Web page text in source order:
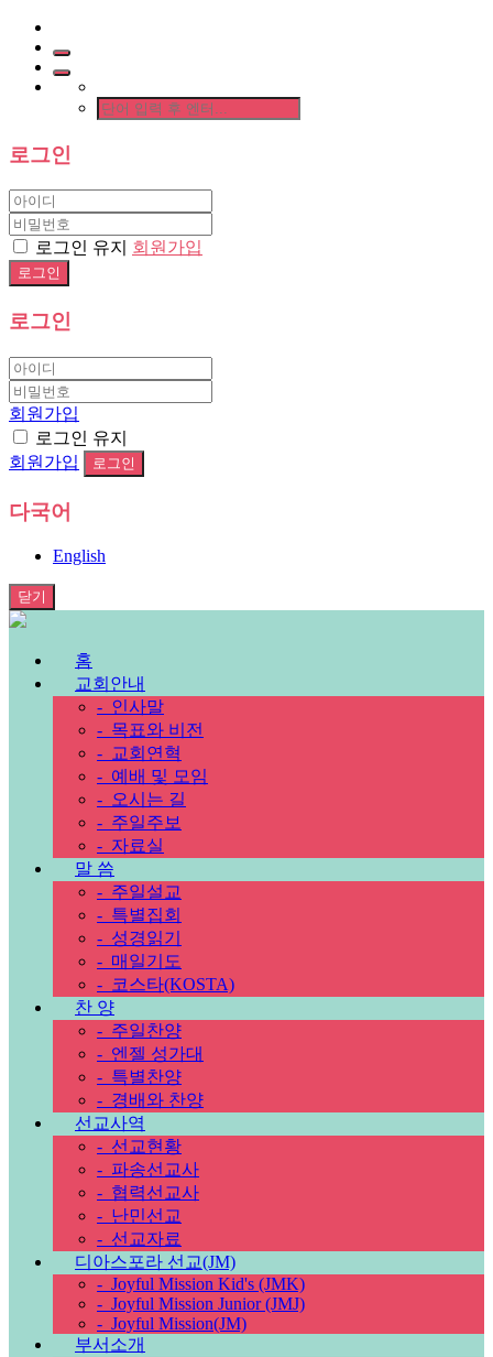
로그인
로그인 유지 회원가입
로그인
회원가입
로그인 유지
회원가입
다국어
English
닫기
홈
교회안내
- 인사말
- 목표와 비전
- 교회연혁
- 예배 및 모임
- 오시는 길
- 주일주보
- 자료실
말 씀
- 주일설교
- 특별집회
- 성경읽기
- 매일기도
- 코스타(KOSTA)
찬 양
- 주일찬양
- 엔젤 성가대
- 특별찬양
- 경배와 찬양
선교사역
- 선교현황
- 파송선교사
- 협력선교사
- 난민선교
- 선교자료
디아스포라 선교(JM)
- Joyful Mission Kid's (JMK)
- Joyful Mission Junior (JMJ)
- Joyful Mission(JM)
부서소개